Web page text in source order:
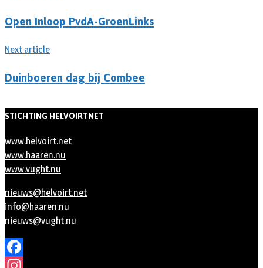
Open Inloop PvdA-GroenLinks
Next article
Duinboeren dag bij Combee
STICHTING HELVOIRTNET
www.helvoirt.net
www.haaren.nu
www.vught.nu
nieuws@helvoirt.net
info@haaren.nu
nieuws@vught.nu
Facebook